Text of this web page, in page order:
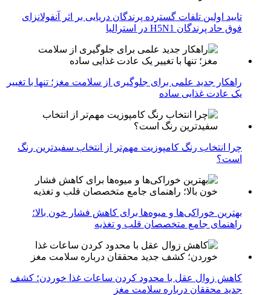
تایید اولین تلفات گسترده پرندگان دریایی بر اثر آنفولانزای
فوق حاد پرندگان H5N1 در استرالیا
راهکار جدید علمی برای جلوگیری از سلامت مغز؛ تنها با تغییر
یک عادت غذایی ساده
چرا انتخاب رنگ کامپوزیت مهم‌تر از انتخاب سفیدترین رنگ
است؟
بهترین خوراکی‌ها و میوه‌ها برای کاهش فشار خون بالا؛
راهنمای جامع متخصصان قلب و تغذیه
کاهش زوال عقل با محدود کردن ساعات غذا خوردن؛ کشف
جدید محققان درباره سلامت مغز